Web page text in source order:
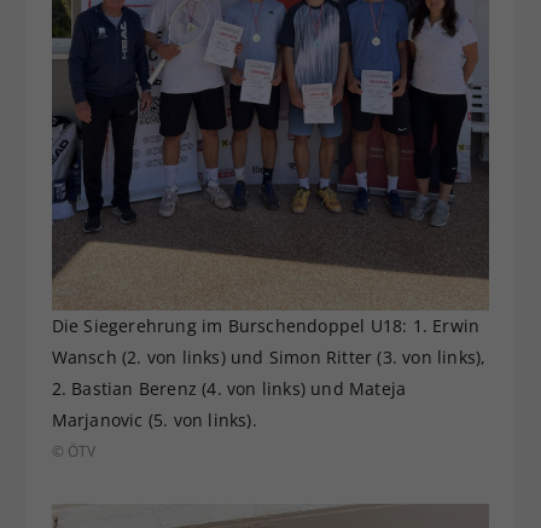
Die Siegerehrung im Burschendoppel U18: 1. Erwin
Wansch (2. von links) und Simon Ritter (3. von links),
2. Bastian Berenz (4. von links) und Mateja
Marjanovic (5. von links).
© ÖTV